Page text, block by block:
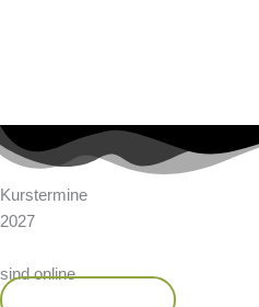
Kurstermine
2027
sind online